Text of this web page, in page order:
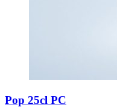
Pop 25cl PC